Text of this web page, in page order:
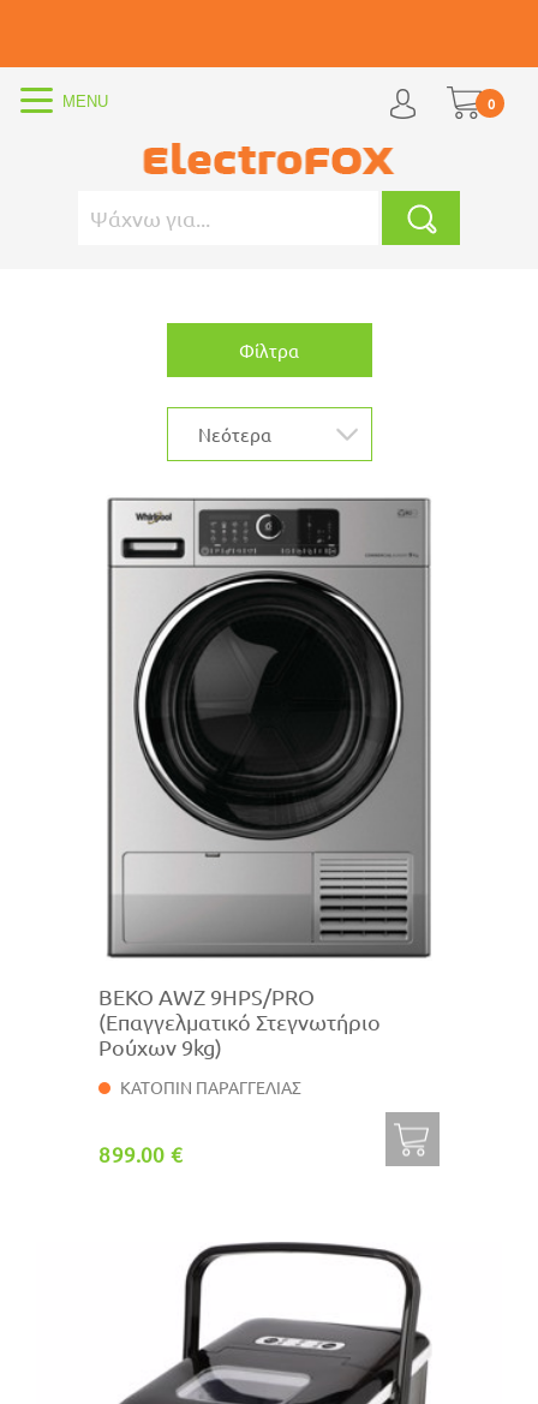
0
Φίλτρα
BEKO AWZ 9HPS/PRO
(Επαγγελματικό Στεγνωτήριο
Ρούχων 9kg)
ΚΑΤΟΠΙΝ ΠΑΡΑΓΓΕΛΙΑΣ
899.00 €